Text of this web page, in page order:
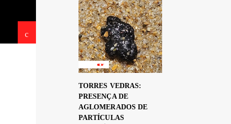
TORRES VEDRAS:
PRESENÇA DE
AGLOMERADOS DE
PARTÍCULAS